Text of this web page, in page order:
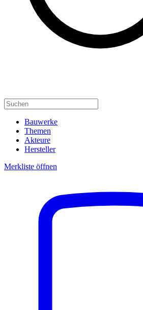
Bauwerke
Themen
Akteure
Hersteller
Merkliste öffnen